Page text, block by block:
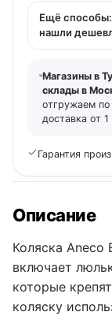
Ещё способы:
нашли
Магазины в
склады в
отгружаем
доставка от
Гарантия
Описание
Коляска Aneco
включает
которые
коляску